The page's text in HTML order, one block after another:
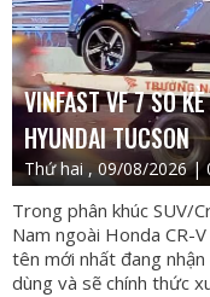
VINFAST VF 7 SO
HYUNDAI TUCSON
Thứ hai , 09/08/2026 |
Trong phân khúc SUV/
Nam ngoài Honda CR-
tên mới nhất đang
dùng và sẽ chính thức